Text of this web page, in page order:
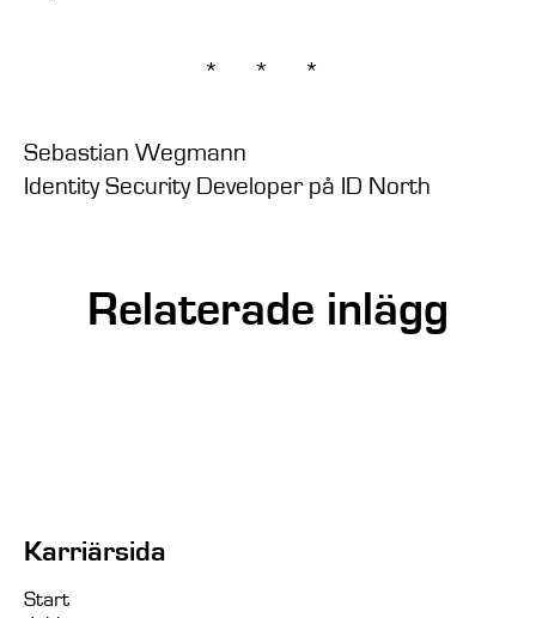
* * *
Sebastian Wegmann
Identity Security Developer på ID North
Relaterade inlägg
Felix Alin | Karriärresa inom Identity
Karriärsida
Start